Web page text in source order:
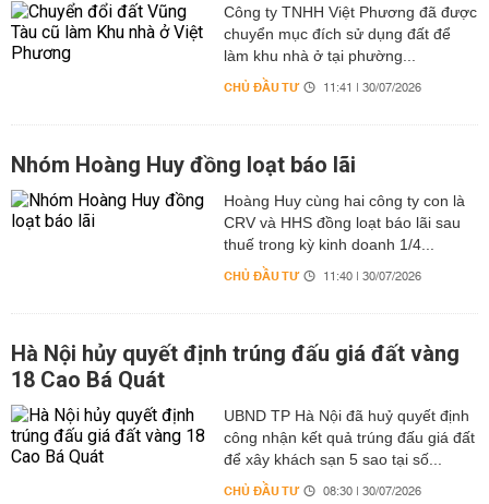
Công ty TNHH Việt Phương đã được
chuyển mục đích sử dụng đất để
làm khu nhà ở tại phường...
CHỦ ĐẦU TƯ 11:41 | 30/07/2026
Nhóm Hoàng Huy đồng loạt báo lãi
Hoàng Huy cùng hai công ty con là
CRV và HHS đồng loạt báo lãi sau
thuế trong kỳ kinh doanh 1/4...
CHỦ ĐẦU TƯ 11:40 | 30/07/2026
Hà Nội hủy quyết định trúng đấu giá đất vàng
18 Cao Bá Quát
UBND TP Hà Nội đã huỷ quyết định
công nhận kết quả trúng đấu giá đất
để xây khách sạn 5 sao tại số...
CHỦ ĐẦU TƯ 08:30 | 30/07/2026